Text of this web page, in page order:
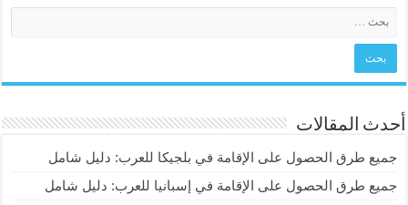
أحدث المقالات
جميع طرق الحصول على الإقامة في بلجيكا للعرب: دليل شامل
جميع طرق الحصول على الإقامة في إسبانيا للعرب: دليل شامل